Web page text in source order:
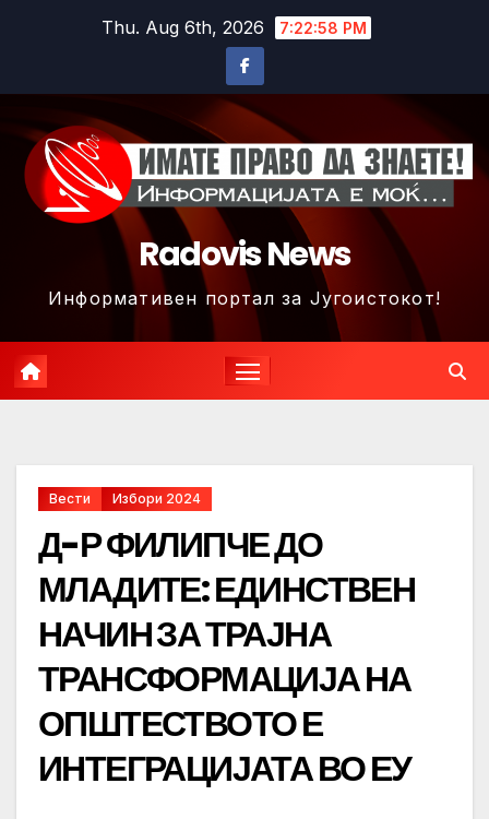
Thu. Aug 6th, 2026 7:23:01 PM
Radovis News
Информативен портал за Југоистокот!
Вести Избори 2024
Д-Р ФИЛИПЧЕ ДО
МЛАДИТЕ: ЕДИНСТВЕН
НАЧИН ЗА ТРАЈНА
ТРАНСФОРМАЦИЈА НА
ОПШТЕСТВОТО Е
ИНТЕГРАЦИЈАТА ВО ЕУ